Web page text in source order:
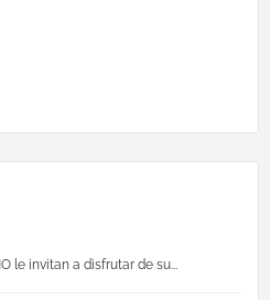
le invitan a disfrutar de su...